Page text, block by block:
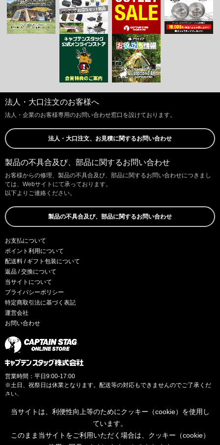
法人・大口注文のお客様へ
法人・企業のお客様専用のお問い合わせ窓口を設けております。
法人・大口注文、お見積に関するお問い合わせ
製品の不具合及び、部品に関するお問い合わせ
お客様からの修理、製品の不具合及び、部品に関するお問い合わせにつきまし
ては、Webサイトにて承っております。
以下よりご連絡ください。
製品の不具合及び、部品に関するお問い合わせ
お支払について
ポイント利用について
配送料 / ギフト包装について
返品 / 交換について
当サイトについて
プライバシーポリシー
特定商取引法に基づく表記
運営会社
お問い合わせ
営業時間：平日9:00-17:00
※土日、祝祭日は休業となります。配送等の対応もできませんのでご了承くだ
さい。
当サイトは、利便性向上等のためにクッキー（cookie）を使用し
ています。
このまま当サイトをご利用いただく場合は、クッキー（cookie）